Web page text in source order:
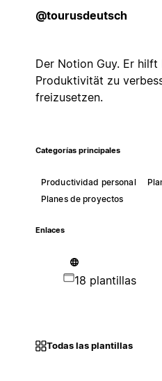
@tourusdeutsch
Der Notion Guy. Er hilft
Produktivität zu
freizusetzen.
Categorías principales
Productividad personal
Planes de proyectos
Enlaces
18 plantillas
Todas las plantillas